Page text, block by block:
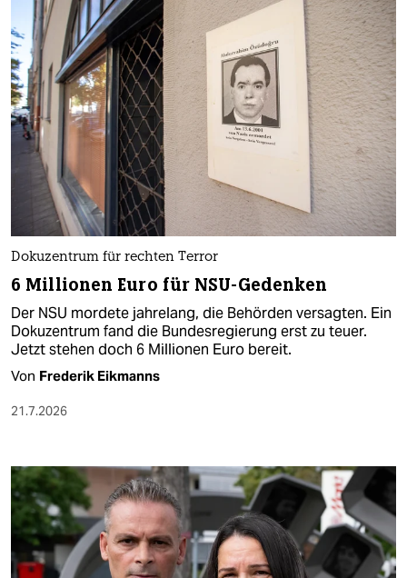
Dokuzentrum für rechten Terror
6 Millionen Euro für NSU-Gedenken
Der NSU mordete jahrelang, die Behörden versagten. Ein
Dokuzentrum fand die Bundesregierung erst zu teuer.
Jetzt stehen doch 6 Millionen Euro bereit.
Von Frederik Eikmanns
21.7.2026